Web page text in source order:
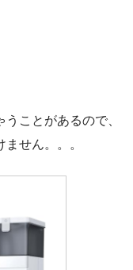
ことがあるので、
せん。。。